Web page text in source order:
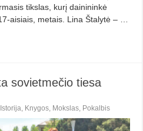
tikslas, kurį dainininkė
aisiais, metais. Lina Štalytė – …
sovietmečio tiesa
Istorija Knygos Mokslas Pokalbis